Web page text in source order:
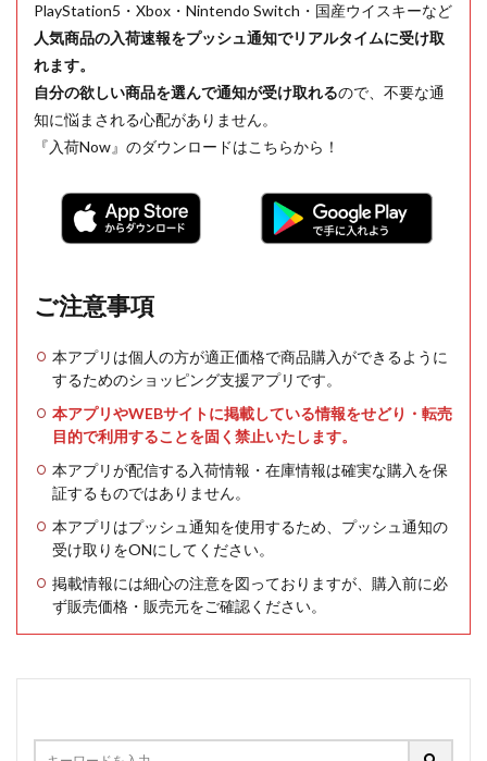
PlayStation5・Xbox・Nintendo Switch・国産ウイスキーなど
人気商品の入荷速報をプッシュ通知でリアルタイムに受け取
れます。
自分の欲しい商品を選んで通知が受け取れるので、不要な通
知に悩まされる心配がありません。
『入荷Now』のダウンロードはこちらから！
ご注意事項
本アプリは個人の方が適正価格で商品購入ができるように
するためのショッピング支援アプリです。
本アプリやWEBサイトに掲載している情報をせどり・転売
目的で利用することを固く禁止いたします。
本アプリが配信する入荷情報・在庫情報は確実な購入を保
証するものではありません。
本アプリはプッシュ通知を使用するため、プッシュ通知の
受け取りをONにしてください。
掲載情報には細心の注意を図っておりますが、購入前に必
ず販売価格・販売元をご確認ください。